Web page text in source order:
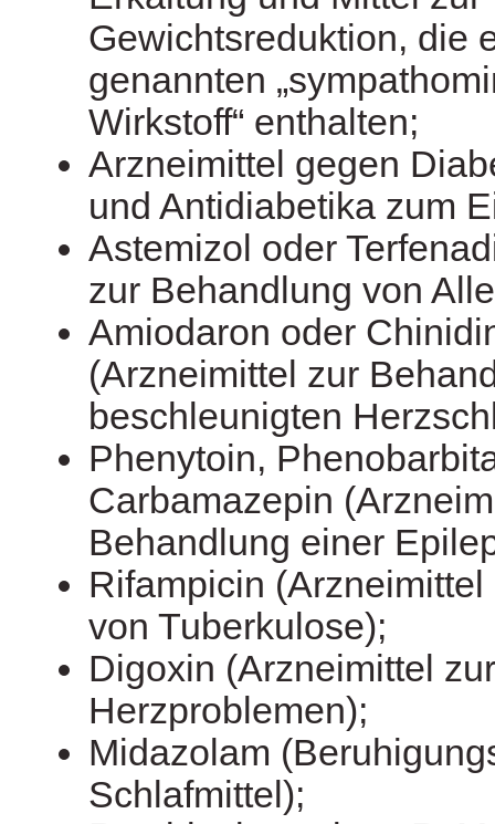
Gewichtsreduktion, die
genannten
Wirkstoff“ enthalten;
Arzneimittel gegen
und Antidiabetika zum
Astemizol oder
zur Behandlung von
Amiodaron oder
(Arzneimittel zur
beschleunigten
Phenytoin,
Carbamazepin
Behandlung einer
Rifampicin
von Tuberkulose);
Digoxin (Arzneimittel
Herzproblemen);
Midazolam
Schlafmittel);